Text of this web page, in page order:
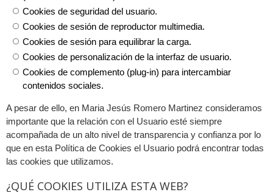
Cookies de seguridad del usuario.
Cookies de sesión de reproductor multimedia.
Cookies de sesión para equilibrar la carga.
Cookies de personalización de la interfaz de usuario.
Cookies de complemento (plug-in) para intercambiar
contenidos sociales.
A pesar de ello, en Maria Jesús Romero Martinez consideramos
importante que la relación con el Usuario esté siempre
acompañada de un alto nivel de transparencia y confianza por lo
que en esta Política de Cookies el Usuario podrá encontrar todas
las cookies que utilizamos.
¿QUÉ COOKIES UTILIZA ESTA WEB?